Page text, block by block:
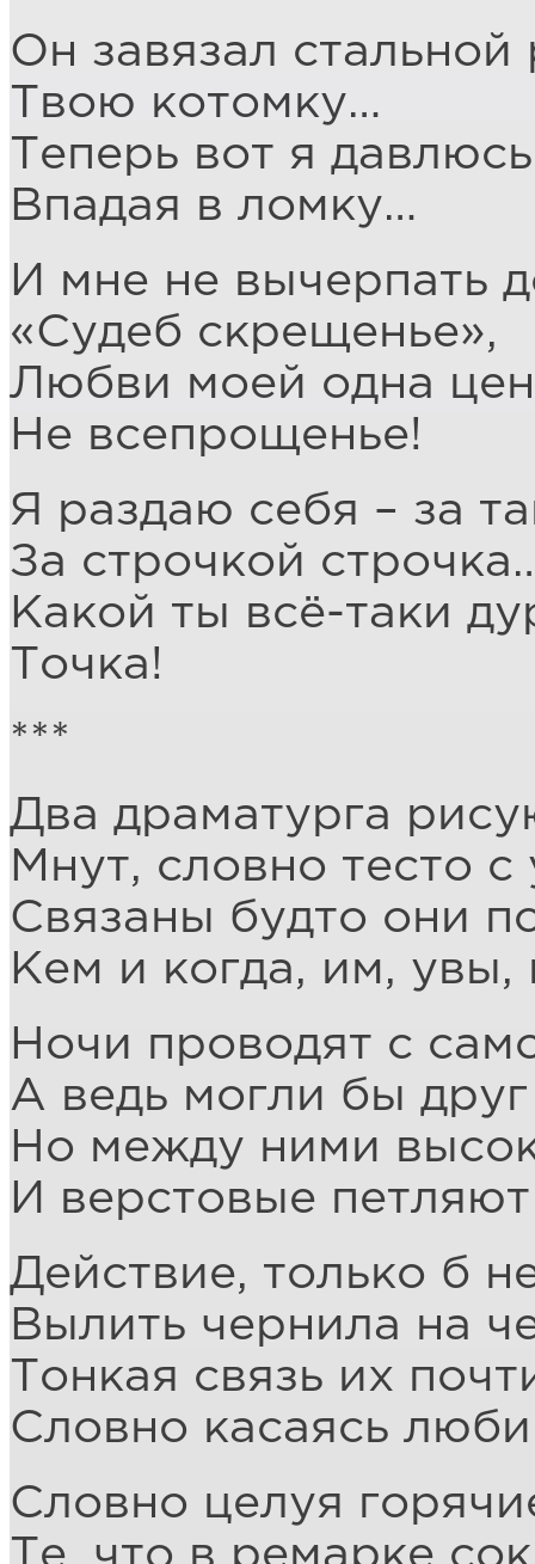
Он завязал стальной
Твою котомку…
Теперь вот я
Впадая в ломку…
И мне не вычерпать
«Судеб скрещенье»,
Любви моей одна
Не всепрощенье!
Я раздаю себя – за
За строчкой
Какой ты всё-таки
Точка!
***
Два драматурга
Мнут, словно тесто с
Связаны будто они
Кем и когда, им, увы,
Ночи проводят с
А ведь могли бы
Но между ними
И верстовые
Действие, только б
Вылить чернила на
Тонкая связь их
Словно касаясь
Словно целуя
Те, что в ремарке